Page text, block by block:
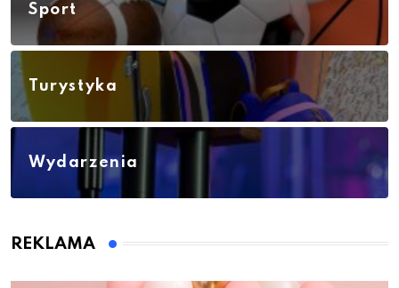
Sport
Turystyka
Wydarzenia
REKLAMA